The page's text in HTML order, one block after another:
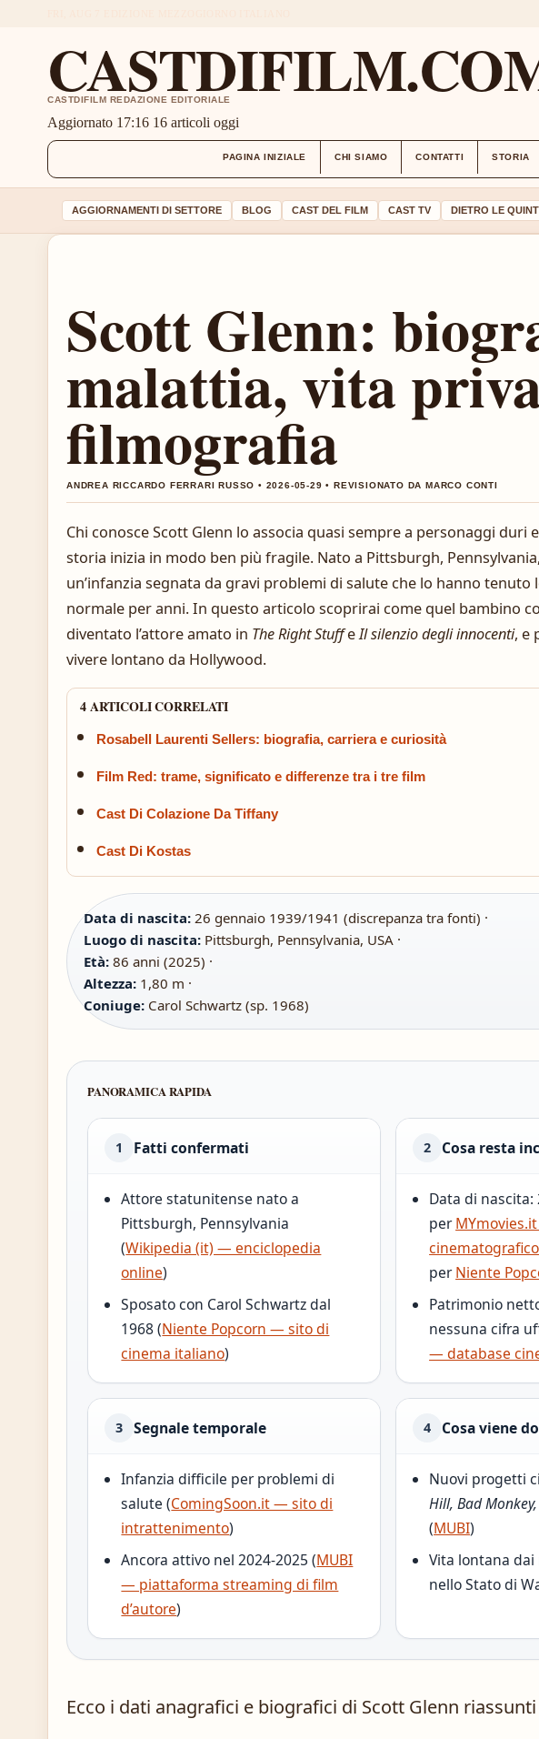
CASTDIFILM REDAZIONE EDITORIALE
Aggiornato 17:16 16 articoli oggi
PAGINA INIZIALE CHI SIAMO CONTATTI STORIA
AGGIORNAMENTI DI SETTORE BLOG CAST DEL FILM CAST TV DIETRO LE
Scott Glenn:
malattia, vita
filmografia
ANDREA RICCARDO FERRARI RUSSO • 2026-05-29 • REVISIONATO DA MARCO CONTI
Chi conosce Scott Glenn lo associa quasi sempre a personaggi duri
storia inizia in modo ben più fragile. Nato a Pittsburgh,
un’infanzia segnata da gravi problemi di salute che lo hanno tenuto
normale per anni. In questo articolo scoprirai come quel bambino
diventato l’attore amato in The Right StuffeIl silenzio degli innocenti, e
vivere lontano da Hollywood.
4 ARTICOLI CORRELATI
Rosabell Laurenti Sellers: biografia, carriera e curiosità
Film Red: trame, significato e differenze tra i tre film
Cast Di Colazione Da Tiffany
Cast Di Kostas
Data di nascita: 26 gennaio 1939/1941 (discrepanza tra fonti) ·
Luogo di nascita: Pittsburgh, Pennsylvania, USA ·
Età: 86 anni (2025) ·
Altezza: 1,80 m ·
Coniuge: Carol Schwartz (sp. 1968)
PANORAMICA RAPIDA
1 Fatti confermati
Attore statunitense nato a
Pittsburgh, Pennsylvania
(Wikipedia (it) — enciclopedia
online)
Sposato con Carol Schwartz dal
1968 (Niente Popcorn — sito di
cinema italiano)
2 Cosa resta
Data di nascita:
per
cinematografico
perNiente
Patrimonio
nessuna cifra
— database
3 Segnale temporale
Infanzia difficile per problemi di
salute (ComingSoon.it — sito di
intrattenimento)
Ancora attivo nel 2024-2025 (MUBI
— piattaforma streaming di film
d’autore)
4 Cosa viene
Nuovi progetti
Hill, Bad
(MUBI)
Vita lontana
nello Stato di
Ecco i dati anagrafici e biografici di Scott Glenn